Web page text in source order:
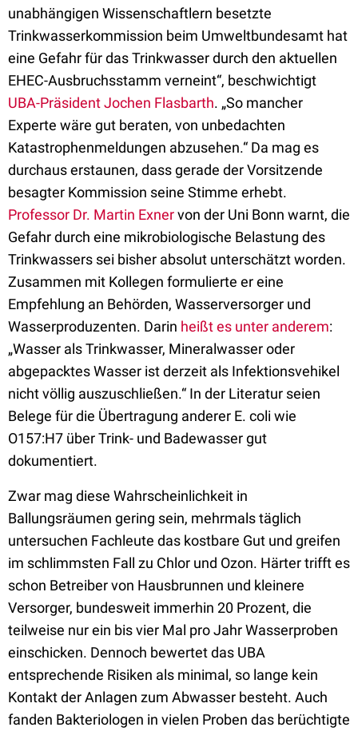
unabhängigen Wissenschaftlern besetzte
Trinkwasserkommission beim Umweltbundesamt hat
eine Gefahr für das Trinkwasser durch den aktuellen
EHEC-Ausbruchsstamm verneint“, beschwichtigt
UBA-Präsident Jochen Flasbarth. „So mancher
Experte wäre gut beraten, von unbedachten
Katastrophenmeldungen abzusehen.“ Da mag es
durchaus erstaunen, dass gerade der Vorsitzende
besagter Kommission seine Stimme erhebt.
Professor Dr. Martin Exnervon der Uni Bonn warnt, die
Gefahr durch eine mikrobiologische Belastung des
Trinkwassers sei bisher absolut unterschätzt worden.
Zusammen mit Kollegen formulierte er eine
Empfehlung an Behörden, Wasserversorger und
Wasserproduzenten. Darin heißt es unter anderem:
„Wasser als Trinkwasser, Mineralwasser oder
abgepacktes Wasser ist derzeit als Infektionsvehikel
nicht völlig auszuschließen.“ In der Literatur seien
Belege für die Übertragung anderer E. coli wie
O157:H7 über Trink- und Badewasser gut
dokumentiert.
Zwar mag diese Wahrscheinlichkeit in
Ballungsräumen gering sein, mehrmals täglich
untersuchen Fachleute das kostbare Gut und greifen
im schlimmsten Fall zu Chlor und Ozon. Härter trifft es
schon Betreiber von Hausbrunnen und kleinere
Versorger, bundesweit immerhin 20 Prozent, die
teilweise nur ein bis vier Mal pro Jahr Wasserproben
einschicken. Dennoch bewertet das UBA
entsprechende Risiken als minimal, so lange kein
Kontakt der Anlagen zum Abwasser besteht. Auch
fanden Bakteriologen in vielen Proben das berüchtigte